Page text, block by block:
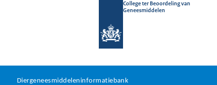
College ter Beoordeling van
Geneesmiddelen
U
Diergeneesmiddeleninformatiebank